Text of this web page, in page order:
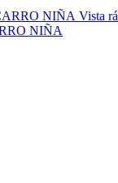
Vista
NIÑA